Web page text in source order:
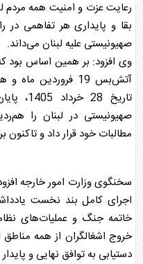
رعایت عزت و امنیت همه مردم
بقا و پایداری هر تفاهمی در
صهیونیستی علیه لبنان می‌داند.
وی افزود: بر همین اساس بود
آتش‌بس 19
تاریخ
صهیونیستی در لبنان را
مطالبات خود قرار داد و
سخنگوی وزارت امور خارجه
اجرای کامل بند نخست
خاتمه جنگ و عملیات‌های
خروج اشغالگران از همه
دستیابی به توافق نهایی و